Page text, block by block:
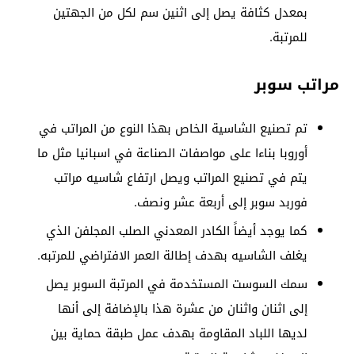
بمعدل كثافة يصل إلى اثنين سم لكل من الجهتين
للمرتبة.
مراتب سوبر
تم تصنيع الشاسية الخاص بهذا النوع من المراتب في
أوروبا بناءا على مواصفات الصناعة في اسبانيا مثل ما
يتم في تصنيع المراتب ويصل ارتفاع شاسيه مراتب
فوربد سوبر إلى أربعة عشر ونصف.
كما يوجد أيضاً الكادر المعدني الصلب المجلفن الذي
يغلف الشاسيه بهدف إطالة العمر الافتراضي للمرتبه.
سمك السوست المستخدمة في المرتبة السوبر يصل
إلى اثنان واثنان من عشرة هذا بالإضافة إلى أنها
لديها اللباد المقاومة بهدف عمل طبقة حماية بين